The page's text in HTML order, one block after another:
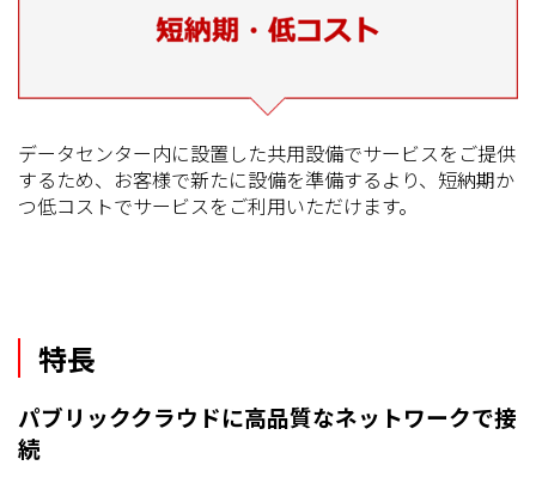
データセンター内に設置した共用設備でサービスをご提供
するため、お客様で新たに設備を準備するより、短納期か
つ低コストでサービスをご利用いただけます。
特長
パブリッククラウドに高品質なネットワークで接
続